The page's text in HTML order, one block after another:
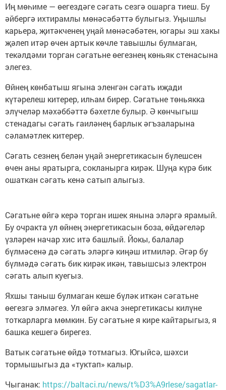
Иң мөһиме — өегездәге сәгать сезгә ошарга тиеш. Бу
әйбергә ихтирамлы мөнәсәбәттә булыгыз. Уңышлы
карьера, җитәкченең уңай мөнәсәбәтен, югары эш хакы
җәлеп итәр өчен артык көчле тавышлы булмаган,
текәлдәми торган сәгатьне өегезнең көньяк стенасына
элегез.
Өйнең көнбатыш ягына эленгән сәгать иҗади
күтәрелеш китерер, илһам бирер. Сәгатьне төньякка
элүчеләр мәхәббәттә бәхетле булыр. Ә көнчыгыш
стенадагы сәгать гаиләнең барлык әгъзаларына
сәламәтлек китерер.
Сәгать сезнең белән уңай энергетикасын бүлешсен
өчен аны яратырга, сокланырга кирәк. Шуңа күрә бик
ошаткан сәгать кенә сатып алыгыз.
Сәгатьне өйгә керә торган ишек янына эләргә ярамый.
Бу очракта ул өйнең энергетикасын боза, өйдәгеләр
үзләрен начар хис итә башлый. Йокы, балалар
бүлмәсенә дә сәгать эләргә киңәш итмиләр. Әгәр бу
бүлмәдә сәгать бик кирәк икән, тавышсыз электрон
сәгать алып куегыз.
Яхшы таныш булмаган кеше бүләк иткән сәгатьне
өегезгә элмәгез. Ул өйгә акча энергетикасы килүне
тоткарларга мөмкин. Бу сәгатьне я кире кайтарыгыз, я
башка кешегә бирегез.
Ватык сәгатьне өйдә тотмагыз. Югыйсә, шәхси
тормышыгыз да «туктап» калыр.
Чыганак: https://baltaci.ru/news/t%D3%A9rlese/sagatlar-